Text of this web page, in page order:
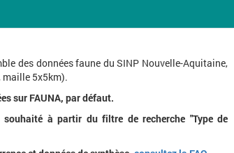
des données faune du SINP Nouvelle-Aquitaine,
maille 5x5km).
sur FAUNA, par défaut.
à partir du filtre de recherche "Type de